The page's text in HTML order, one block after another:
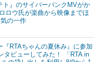
ト』のサイバーパンクMVがか
ロウ氏が楽曲から映像までほ
の一作
『RTAちゃんの夏休み』に参加
タビューしてみた！ 「RTA in